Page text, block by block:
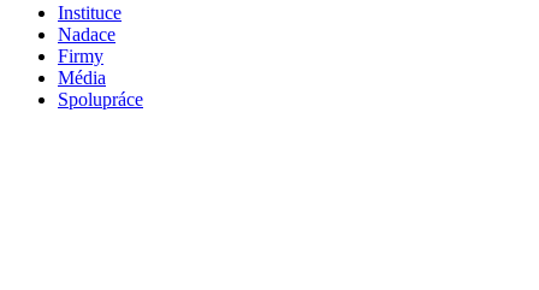
Instituce
Nadace
Firmy
Média
Spolupráce